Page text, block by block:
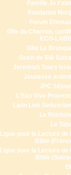
Famille Je
Fondation
Forum
Gîte du Charron,
ECO-
Gite Le
Grain de Blé
Jeremiah Tours
Jeunesse
JPC
L'Eau Vive
Latin Link
Le
Le
Ligue pour la Lecture de
Bible
Ligue pour la Lecture de
Bible